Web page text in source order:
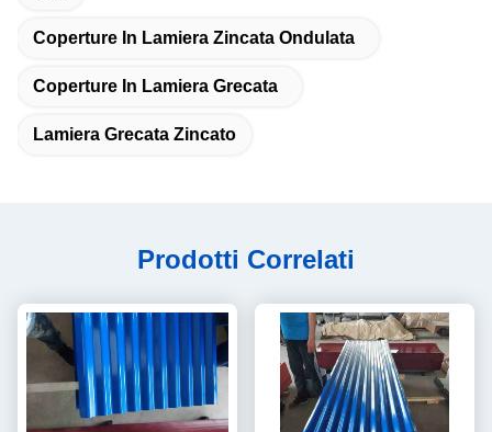
Coperture In Lamiera Zincata Ondulata
Coperture In Lamiera Grecata
Lamiera Grecata Zincato
Prodotti Correlati